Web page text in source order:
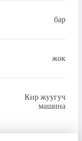
бар
жок
Кир жуугуч
машина